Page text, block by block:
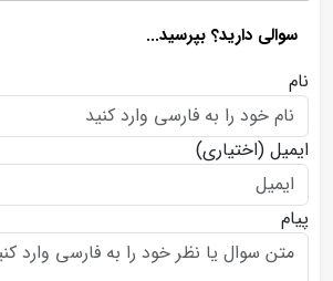
سوالی دارید؟ بپرسید...
نام
ایمیل (اختیاری)
پیام